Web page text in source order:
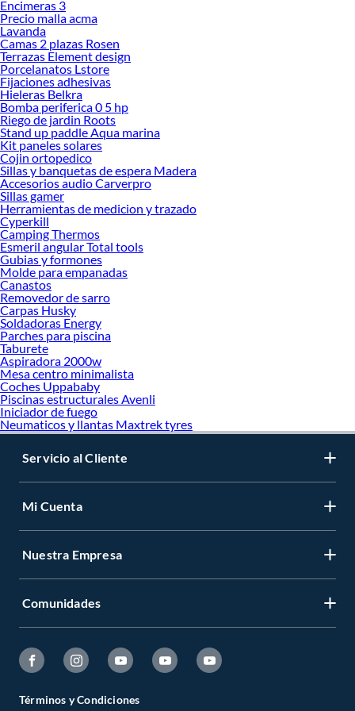
Herramientas, materiales y accesorios de calidad para tus proyectos y
renovación de espacios. ¡Visítanos y descubre todo lo que tenemos para
ofrecerte!
Encuentra una amplia variedad de productos de Herramientas de jardín en
Sodimac. Encuentra todo lo necesario para tus proyectos de renovación y
decoración. ¡Visítanos y haz tus ideas realidad!
Encimeras 3
Precio malla acma
Lavanda
Camas 2 plazas Rosen
Terrazas Element design
Porcelanatos Lstore
Fijaciones adhesivas
Hieleras Belkra
Bomba periferica 0 5 hp
Riego de jardin Roots
Stand up paddle Aqua marina
Kit paneles solares
Cojin ortopedico
Sillas y banquetas de espera Madera
Accesorios audio Carverpro
Sillas gamer
Herramientas de medicion y trazado
Cyperkill
Camping Thermos
Esmeril angular Total tools
Gubias y formones
Molde para empanadas
Canastos
Removedor de sarro
Carpas Husky
Soldadoras Energy
Parches para piscina
Taburete
Aspiradora 2000w
Mesa centro minimalista
Coches Uppababy
Piscinas estructurales Avenli
Iniciador de fuego
Neumaticos y llantas Maxtrek tyres
Servicio al Cliente
Mi Cuenta
Nuestra Empresa
Comunidades
Términos y Condiciones